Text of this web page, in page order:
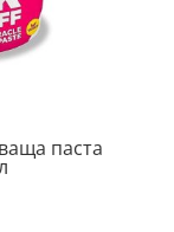
паста